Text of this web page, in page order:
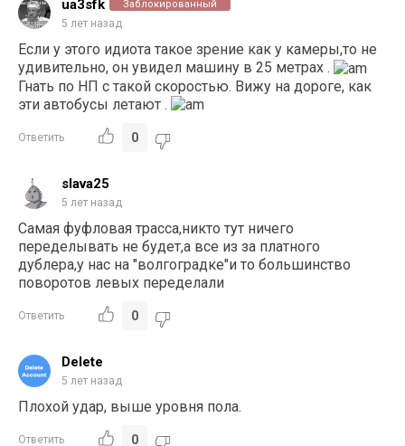
ua3sfk Заблокированный
5 лет назад
Если у этого идиота такое зрение как у камеры,то не
удивительно, он увидел машину в 25 метрах .
Гнать по НП с такой скоростью. Вижу на дороге, как
эти автобусы летают .
Ответить 0
slava25
5 лет назад
Самая фуфловая трасса,никто тут ничего
переделывать не будет,а все из за платного
дублера,у нас на "волгоградке"и то большинство
поворотов левых переделали
Ответить 0
Delete
5 лет назад
Плохой удар, выше уровня пола.
Ответить 0